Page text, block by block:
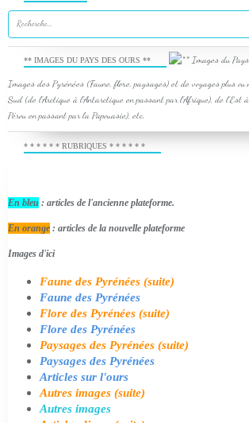
** IMAGES DU PAYS DES OURS **
Images des Pyrénées (Faune, flore, paysages) et de voyages plus
Sud (de l'Arctique à l'Antarctique en passant par l'Afrique), de l'Est
Pérou en passant par la Papouasie), etc.
* * * * * * RUBRIQUES * * * * * *
En bleu : articles de l'ancienne plateforme.
En orange : articles de la nouvelle plateforme
Images d'ici
Faune des Pyrénées (suite)
Faune des Pyrénées
Flore des Pyrénées (suite)
Flore des Pyrénées
Paysages des Pyrénées (suite)
Paysages des Pyrénées
Articles sur l'ours
Autres images (suite)
Autres images